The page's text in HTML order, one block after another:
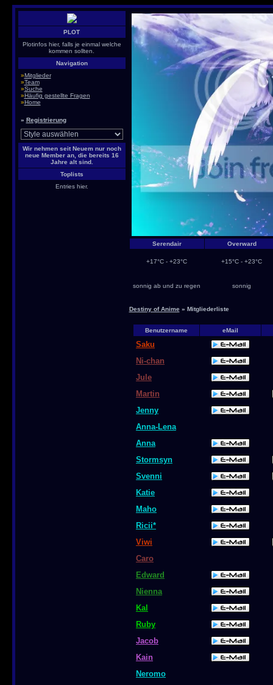
PLOT
Plotinfos hier, falls je einmal welche
kommen sollten.
Navigation
»Mitglieder
»Team
»Suche
»Häufig gestellte Fragen
»Home
» Registrierung
Wir nehmen seit Neuem nur noch
neue Member an, die bereits 16
Jahre alt sind.
Toplists
Entries hier.
Serendair Overward
+17°C - +23°C +15°C - +23°C
sonnig ab und zu regen sonnig
Destiny of Anime» Mitgliederliste
Benutzername eMail
Saku
Ni-chan
Jule
Martin
Jenny
Anna-Lena
Anna
Stormsyn
Svenni
Katie
Maho
Ricii*
Viwi
Caro
Edward
Nienna
Kal
Ruby
Jacob
Kain
Neromo